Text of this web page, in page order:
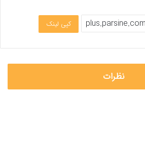
کپی لینک
نظرات